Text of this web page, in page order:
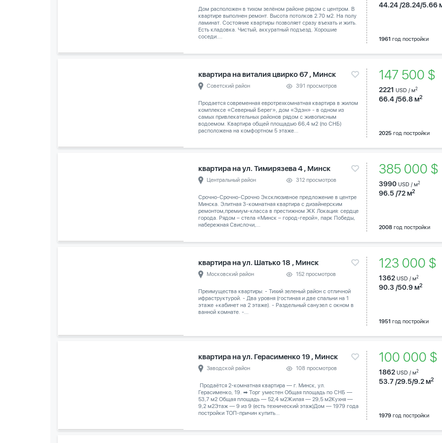
Дом расположен в тихом зелёном районе рядом с центром. В
квартире выполнен ремонт. Высота потолков 2.70 м2. На полу
ламинат. Состояние квартиры позволяет сразу въехать и жить.
Есть кладовка. Чистый, аккуратный подъезд. Хорошие
соседи....
44.24 /28.24/5.66
1961 год постройки
квартира на виталия цвирко 67 , Минск
Советский район 391 просмотров
Продается современная евротрехкомнатная квартира в жилом
комплексе «Северный Берег», дом «Эдэн» - в одном из
самых привлекательных районов рядом с живописным
водоемом. Квартира общей площадью 66,4 м2 (по СНБ)
расположена на комфортном 5 этаже...
147 500 $
2221 USD / м2
66.4 /56.8 м2
2025год постройки
квартира на ул. Тимирязева 4 , Минск
Центральный район 312 просмотров
Срочно-Срочно-Срочно Эксклюзивное предложение в центре
Минска. Элитная 3-комнатная квартира с дизайнерским
ремонтом,премиум-класса в престижном ЖК Локация: сердце
города. Рядом – стела «Минск – город-герой», парк Победы,
набережная Свислочи,...
385 000
3990 USD / м2
96.5 /72 м2
2008год постройки
квартира на ул. Шатько 18 , Минск
Московский район 152 просмотров
Преимущества квартиры: - Тихий зеленый район с отличной
ифраструктурой. - Два уровня (гостиная и две спальни на 1
этаже +кабинет на 2 этаже). - Раздельный санузел с окном в
ванной комнате. -...
123 000 $
1362 USD / м2
90.3 /50.9 м2
1951 год постройки
квартира на ул. Герасименко 19 , Минск
Заводской район 108 просмотров
️ Продаётся 2-комнатная квартира — г. Минск, ул.
Герасименко, 19. ➡ Торг уместен Общая площадь по СНБ —
53,7 м2 Общая площадь — 52,4 м2Жилая — 29,5 м2Кухня —
9,2 м2Этаж — 9 из 9 (есть технический этаж)Дом — 1979 года
постройки ТОП-причин купить...
100 000
1862 USD / м2
53.7 /29.5/9.2 м2
1979год постройки